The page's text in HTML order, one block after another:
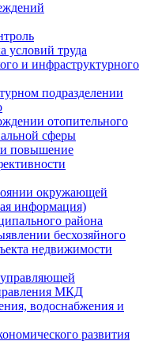
условий труда
и инфраструктурного
подразделении
отопительного
сферы
и повышение
окружающей
информация)
района
бесхозяйного
недвижимости
МКД
водоснабжения и
развития